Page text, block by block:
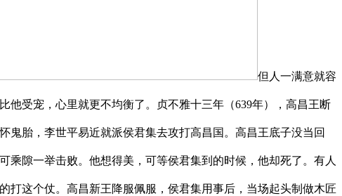
但人一满意就容
受宠，心里就更不均衡了。贞不雅十三年（639年），高昌王断
胎，李世平易近就派侯君集去攻打高昌国。高昌王底子没当回
隙一举击败。他想得美，可等侯君集到的时候，他却死了。有人
打这个仗。高昌新王降服佩服，侯君集用事后，当场起头制做木匠